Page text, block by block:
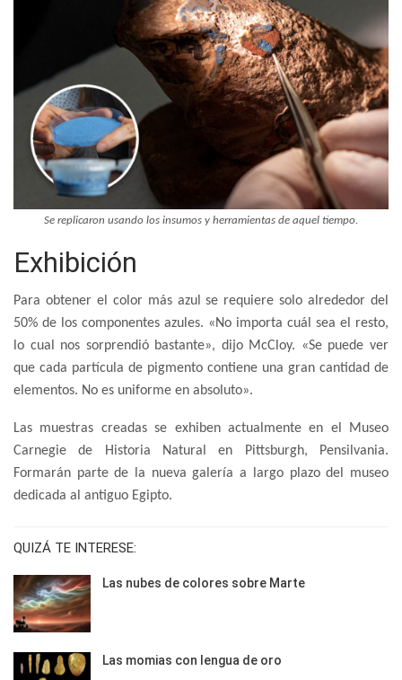
Se replicaron usando los insumos y herramientas de aquel tiempo.
Exhibición
Para obtener el color más azul se requiere solo alrededor del
50% de los componentes azules. «No importa cuál sea el resto,
lo cual nos sorprendió bastante», dijo McCloy. «Se puede ver
que cada partícula de pigmento contiene una gran cantidad de
elementos. No es uniforme en absoluto».
Las muestras creadas se exhiben actualmente en el Museo
Carnegie de Historia Natural en Pittsburgh, Pensilvania.
Formarán parte de la nueva galería a largo plazo del museo
dedicada al antiguo Egipto.
QUIZÁ TE INTERESE:
Las nubes de colores sobre Marte
Las momias con lengua de oro